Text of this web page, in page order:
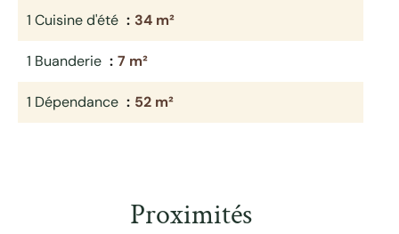
1 Cuisine d'été 34 m²
1 Buanderie 7 m²
1 Dépendance 52 m²
Proximités